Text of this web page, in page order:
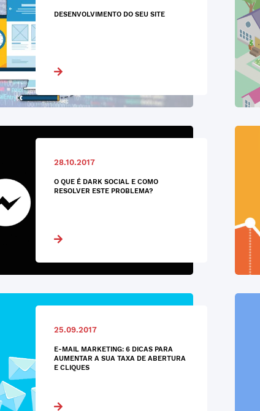
DESENVOLVIMENTO DO SEU SITE
28.10.2017
O QUE É DARK SOCIAL E COMO
RESOLVER ESTE PROBLEMA?
25.09.2017
E-MAIL MARKETING: 6 DICAS PARA
AUMENTAR A SUA TAXA DE ABERTURA
E CLIQUES